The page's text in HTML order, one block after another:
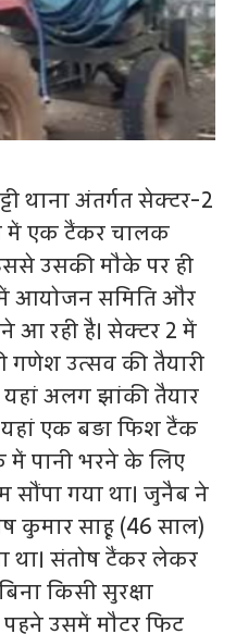
थाना अंतर्गत सेक्टर-2
में एक टैंकर चालक
उसकी मौके पर ही
में आयोजन समिति और
आ रही है। सेक्टर 2 में
गणेश उत्सव की तैयारी
यहां अलग झांकी तैयार
एक बड़ा फिश टैंक
में पानी भरने के लिए
गया था। जुनैब ने
कुमार साहू (46 साल)
था। संतोष टैंकर लेकर
किसी सुरक्षा
उसमें मौटर फिट